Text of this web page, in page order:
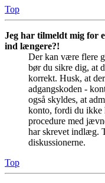
Top
Jeg har tilmeldt mig for
ind længere?!
Der kan være flere
bør du sikre dig, at
korrekt. Husk, at
adgangskoden -
også skyldes, at
konto, fordi du ikke
procedure med
har skrevet indlæg.
diskussionerne.
Top